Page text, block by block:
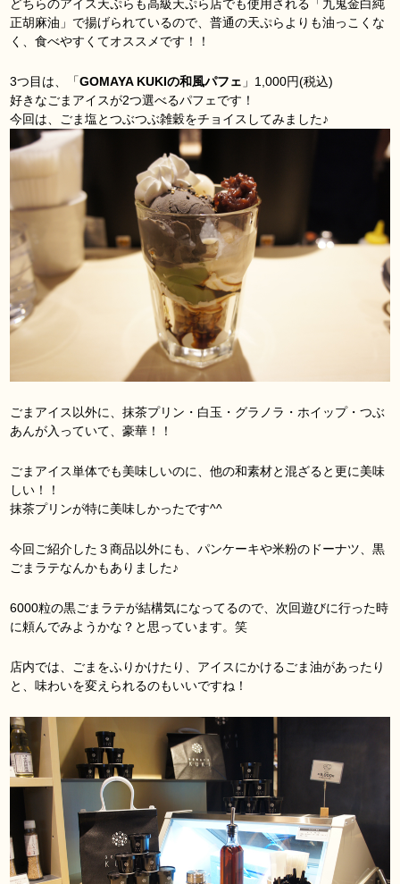
どちらのアイス天ぷらも高級天ぷら店でも使用される「九鬼金白純
正胡麻油」で揚げられているので、普通の天ぷらよりも油っこくな
く、食べやすくてオススメです！！
3つ目は、「GOMAYA KUKIの和風パフェ 」1,000円(税込)
好きなごまアイスが2つ選べるパフェです！
今回は、ごま塩とつぶつぶ雑穀をチョイスしてみました♪
ごまアイス以外に、抹茶プリン・白玉・グラノラ・ホイップ・つぶ
あんが入っていて、豪華！！
ごまアイス単体でも美味しいのに、他の和素材と混ざると更に美味
しい！！
抹茶プリンが特に美味しかったです^^
今回ご紹介した３商品以外にも、パンケーキや米粉のドーナツ、黒
ごまラテなんかもありました♪
6000粒の黒ごまラテが結構気になってるので、次回遊びに行った時
に頼んでみようかな？と思っています。笑
店内では、ごまをふりかけたり、アイスにかけるごま油があったり
と、味わいを変えられるのもいいですね！